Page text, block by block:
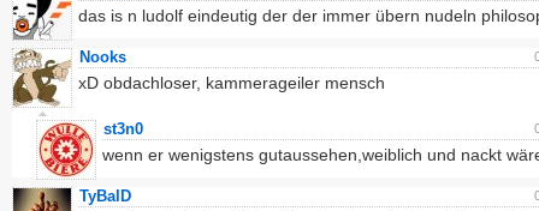
das is n ludolf eindeutig der der immer übern nudeln
Nooks
xD obdachloser, kammerageiler mensch
st3n0
wenn er wenigstens gutaussehen,weiblich und nackt
TyBalD